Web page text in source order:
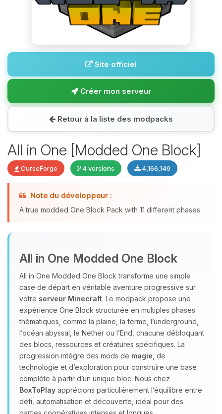
Site officiel
Créer mon serveur
Retour à la liste des modpacks
All in One [Modded One Block]
CurseForge 4 versions 4,166,149
Note du développeur :
A true modded One Block Pack with 11 different phases.
All in One Modded One Block
All in One Modded One Block transforme une simple
case de départ en véritable aventure progressive sur
votre serveur Minecraft. Le modpack propose une
expérience One Block structurée en multiples phases
thématiques, comme la plaine, la ferme, l’underground,
l’océan abyssal, le Nether ou l’End, chacune débloquant
des blocs, ressources et créatures spécifiques. La
progression intègre des mods de magie , de
technologie et d’exploration pour construire une base
complète à partir d’un unique bloc. Nous chez
BoxToPlay apprécions particulièrement l’équilibre entre
défi, automatisation et découverte, idéal pour des
Youpi, enfin quelqu’un pour me
07/08/2026 à 20:05